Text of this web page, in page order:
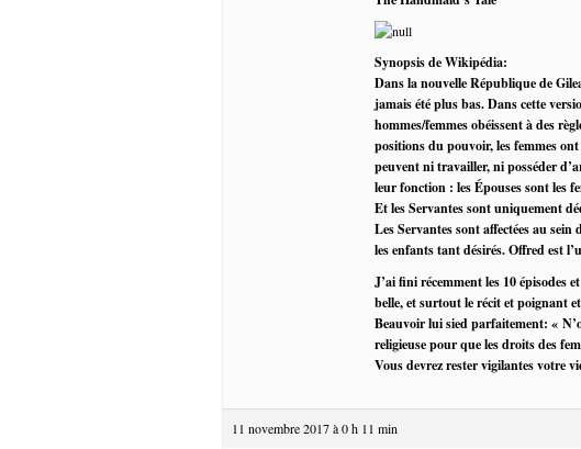
Synopsis de Wikipédia:
Dans la nouvelle République de
jamais été plus bas. Dans cette
hommes/femmes obéissent à des
positions du pouvoir, les femmes
peuvent ni travailler, ni posséder
leur fonction : les Épouses sont les
Et les Servantes sont uniquement
Les Servantes sont affectées au
les enfants tant désirés. Offred est
J’ai fini récemment les 10 épisodes
belle, et surtout le récit et poignant
Beauvoir lui sied parfaitement: «
religieuse pour que les droits des
Vous devrez rester vigilantes votre
11 novembre 2017 à 0 h 11 min